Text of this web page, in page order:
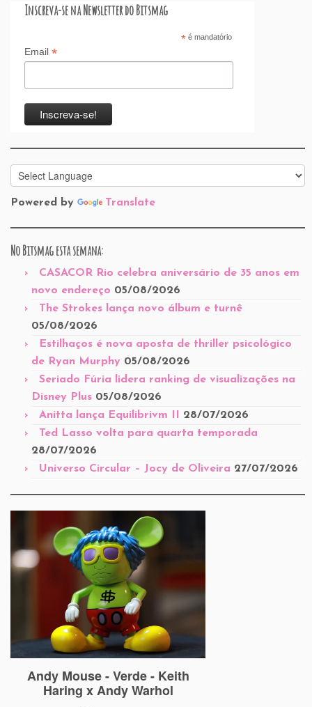
Inscreva-se na Newsletter do Bitsmag
*é mandatório
Email *
Powered by Translate
No Bitsmag esta semana:
CASACOR Rio celebra aniversário de 35 anos em
novo endereço 05/08/2026
The Strokes lança novo álbum e turnê
05/08/2026
Estilhaços é nova aposta de thriller psicológico
de Ryan Murphy 05/08/2026
Seriado Fúria lidera ranking de visualizações na
Disney Plus 05/08/2026
Anitta lança Equilibrivm II
28/07/2026
Ted Lasso volta para quarta temporada
28/07/2026
Universo Circular – Jocy de Oliveira 27/07/2026